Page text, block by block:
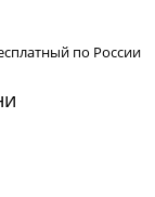
по России